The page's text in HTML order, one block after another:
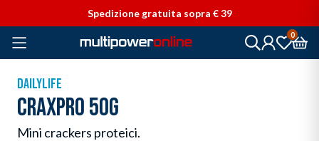
Spedizione gratuita sopra € 39
0
DAILYLIFE
CRAXPRO 50G
Mini crackers proteici.